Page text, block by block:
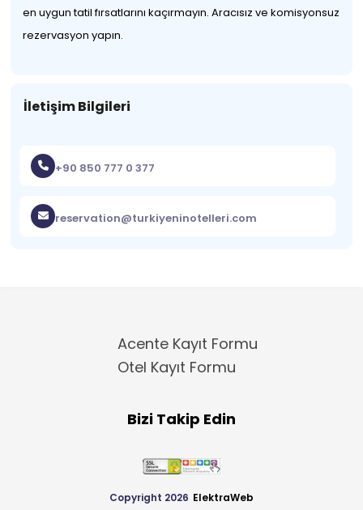
en uygun tatil fırsatlarını kaçırmayın. Aracısız ve komisyonsuz
rezervasyon yapın.
İletişim Bilgileri
+90 850 777 0 377
reservation@turkiyeninotelleri.com
Acente Kayıt Formu
Otel Kayıt Formu
Bizi Takip Edin
Copyright 2026 ElektraWeb